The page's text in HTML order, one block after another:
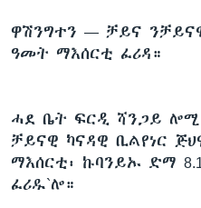
ዋሽንግተን — ቻይና
ዓመት ማእሰርቲ ፈሪዳ።
ሓደ ቤት ፍርዲ ሻንጋይ ሎሚ
ቻይናዊ ካናዳዊ ቢልየነር
ማእሰርቲ፡ ኩባንይኡ ድማ
ፈሪዱ`ሎ።